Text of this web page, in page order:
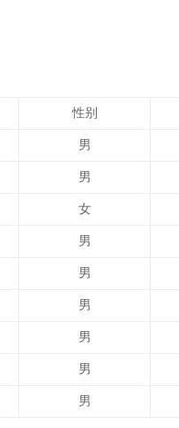
性别
男
男
女
男
男
男
男
男
男